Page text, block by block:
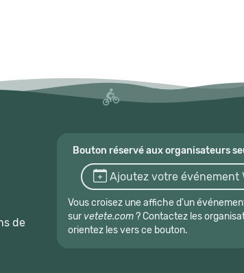
de
Bouton réservé aux organisateurs
Ajoutez votre événement
Vous croisez une affiche d'un
sur vetete.com? Contactez les
orientez les vers ce bouton.